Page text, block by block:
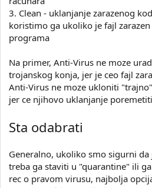
3. Clean - uklanjanje zarazenog
koristimo ga ukoliko je fajl
programa
Na primer, Anti-Virus ne moze
trojanskog konja, jer je ceo fajl
Anti-Virus ne moze ukloniti
jer ce njihovo uklanjanje
Sta odabrati
Generalno, ukoliko smo sigurni
treba ga staviti u "quarantine" ili
rec o pravom virusu, najbolja